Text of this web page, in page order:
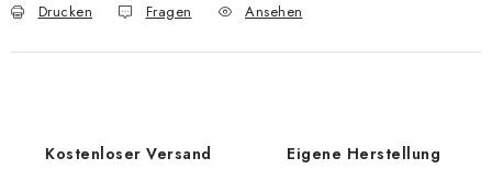
Drucken Fragen Ansehen
Kostenloser Versand Eigene Herstellung